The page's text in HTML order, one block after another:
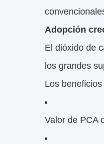
Adopción
El dióxido de
los grandes
Los
Valor de PCA